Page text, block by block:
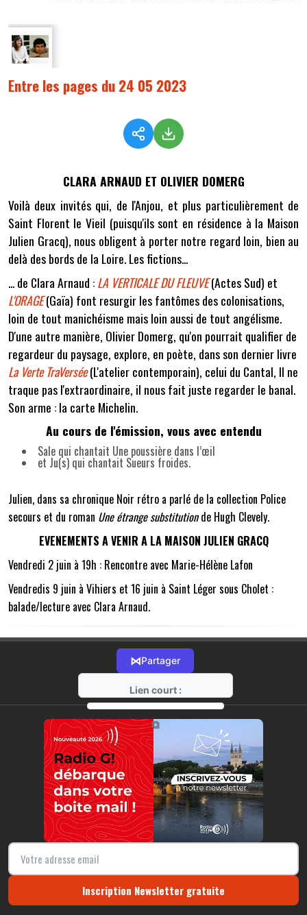
Entre les pages du 24 05 2023
CLARA ARNAUD ET OLIVIER DOMERG
Voilà deux invités qui, de l'Anjou, et plus particulièrement de
Saint Florent le Vieil (puisqu'ils sont en résidence à la Maison
Julien Gracq), nous obligent à porter notre regard loin, bien au
delà des bords de la Loire. Les fictions...
... de Clara Arnaud :LA VERTICALE DU FLEUVE(Actes Sud) et
L'ORAGE(Gaïa) font resurgir les fantômes des colonisations,
loin de tout manichéisme mais loin aussi de tout angélisme.
D'une autre manière, Olivier Domerg, qu'on pourrait qualifier de
regardeur du paysage, explore, en poète, dans son dernier livre
La Verte TraVersée(L'atelier contemporain), celui du Cantal, Il ne
traque pas l'extraordinaire, il nous fait juste regarder le banal.
Son arme : la carte Michelin.
Au cours de l'émission, vous avec entendu
Sale qui chantait Une poussière dans l’œil
et Ju(s) qui chantait Sueurs froides.
Julien, dans sa chronique Noir rétro a parlé de la collection Police
secours et du roman Une étrange substitutionde Hugh Clevely.
EVENEMENTS A VENIR A LA MAISON JULIEN GRACQ
Vendredi 2 juin à 19h : Rencontre avec Marie-Hélène Lafon
Vendredis 9 juin à Vihiers et 16 juin à Saint Léger sous Cholet :
balade/lecture avec Clara Arnaud.
⋈Partager
Lien court :
https://radio-g.fr?11517
⧉
Inscription Newsletter gratuite